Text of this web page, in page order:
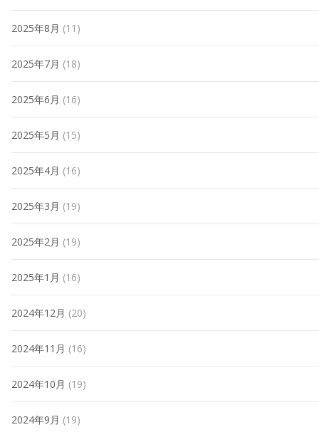
2025年8月 (11)
2025年7月 (18)
2025年6月 (16)
2025年5月 (15)
2025年4月 (16)
2025年3月 (19)
2025年2月 (19)
2025年1月 (16)
2024年12月 (20)
2024年11月 (16)
2024年10月 (19)
2024年9月 (19)